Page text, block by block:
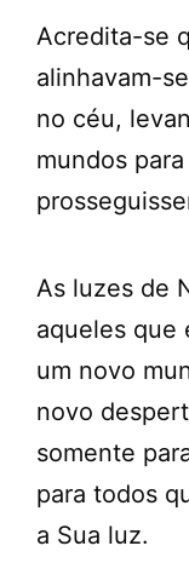
Acredita-se
alinhavam-
no céu,
mundos
As luzes de
aqueles que
um novo
novo
somente
para todos
a Sua luz.